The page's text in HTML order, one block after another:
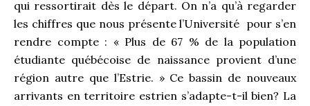
qui ressortirait dès le départ. On n’a qu’à regarder
les chiffres que nous présente l’Université pour s’en
rendre compte : « Plus de 67 % de la population
étudiante québécoise de naissance provient d’une
région autre que l’Estrie. » Ce bassin de nouveaux
arrivants en territoire estrien s’adapte-t-il bien? La